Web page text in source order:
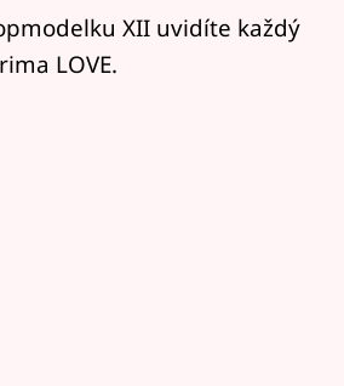
XII uvidíte každý
LOVE.